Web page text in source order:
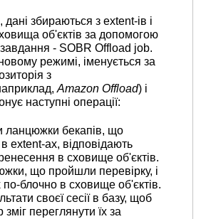
збираються з extent-ів і
об'єктів за допомогою
- SOBR Offload job.
режимі, іменується за
з
Amazon Offload) і
наступні операції:
ланцюжки бекапів, що
extent-ах, відповідають
в сховище об'єктів.
що пройшли перевірку, і
по-блочно в сховище об'єктів.
своєї сесії в базу, щоб
зміг переглянути їх за